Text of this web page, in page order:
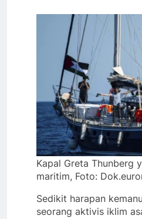
Kapal Greta Thunberg
maritim, Foto:
Sedikit harapan
seorang aktivis iklim